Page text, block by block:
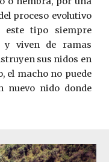
proceso evolutivo
este tipo siempre
y viven de ramas
sus nidos en
el macho no puede
nuevo nido donde